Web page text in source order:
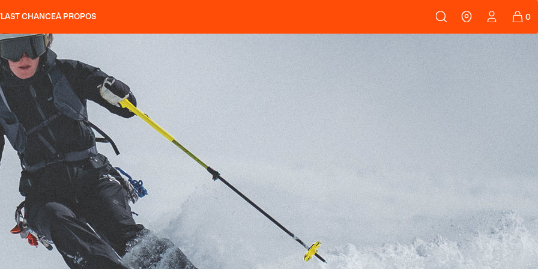
104 LITE
SLAP 112
SLAP 92 SLAP 92
UBAC 102 UBAC 108
COUTEAUX
PEAUX
LAST CHANCEÀ PROPOS
RECHERCHER